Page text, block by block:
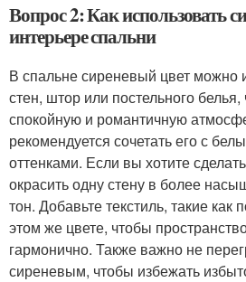
Вопрос 2: Как использовать
интерьере спальни
В спальне сиреневый цвет можно
стен, штор или постельного белья,
спокойную и романтичную
рекомендуется сочетать его с
оттенками. Если вы хотите
окрасить одну стену в более
тон. Добавьте текстиль, такие как
этом же цвете, чтобы
гармонично. Также важно не
сиреневым, чтобы избежать